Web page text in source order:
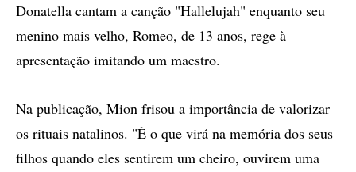
Donatella cantam a canção "Hallelujah" enquanto seu
menino mais velho, Romeo, de 13 anos, rege à
apresentação imitando um maestro.
Na publicação, Mion frisou a importância de valorizar
os rituais natalinos. "É o que virá na memória dos seus
filhos quando eles sentirem um cheiro, ouvirem uma